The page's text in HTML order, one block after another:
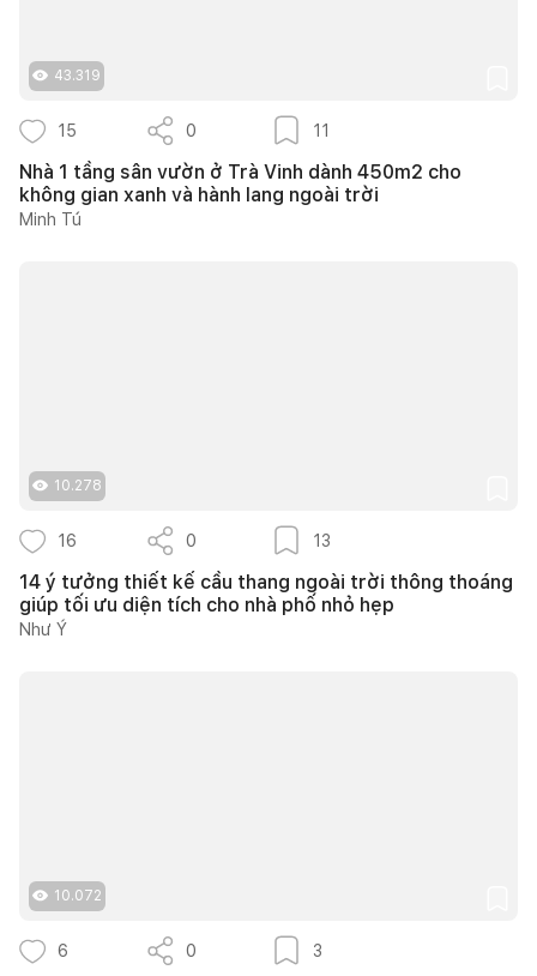
43.319
15 0 11
Nhà 1 tầng sân vườn ở Trà Vinh dành 450m2 cho
không gian xanh và hành lang ngoài trời
Minh Tú
10.278
16 0 13
14 ý tưởng thiết kế cầu thang ngoài trời thông thoáng
giúp tối ưu diện tích cho nhà phố nhỏ hẹp
Như Ý
10.072
6 0 3